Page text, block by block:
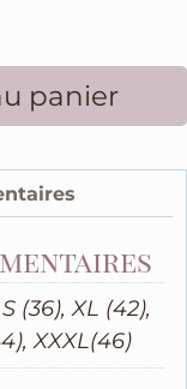
panier
(36), XL (42),
XXXL(46)